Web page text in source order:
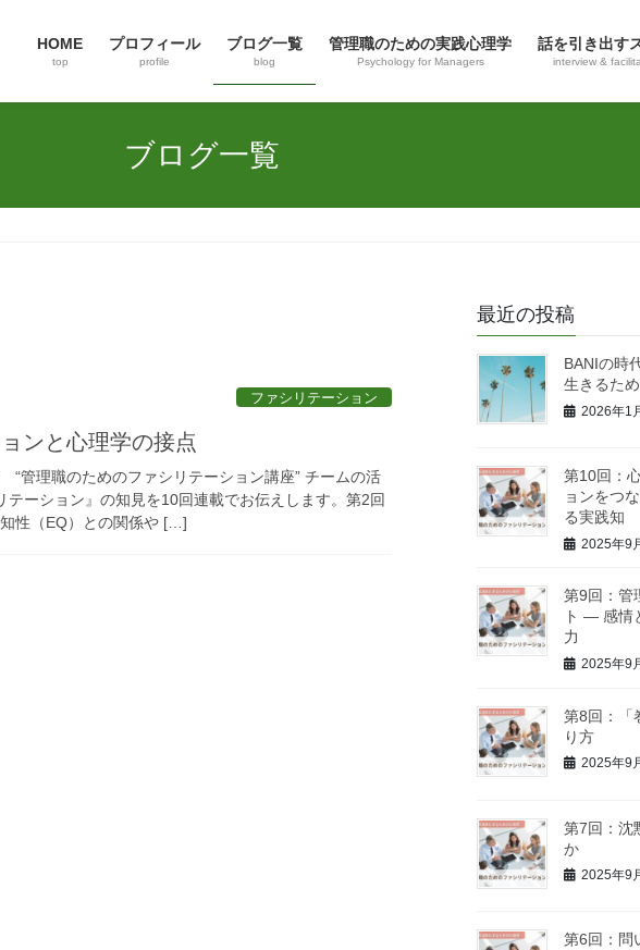
HOME
top
プロフィール
profile
ブログ一覧
blog
管理職のための実践心理学
Psychology for Managers
話を引き出す
interview &
ブログ一覧
ファシリテーション
ンと心理学の接点
管理職のためのファシリテーション講座” チームの活
ーション』の知見を10回連載でお伝えします。第2回
性（EQ）との関係や […]
最近の投稿
BANIの時
生きるた
2026年1
第10回：
ョンをつ
る実践知
2025年9
第9回：管
ト ― 感情
力
2025年9
第8回：「
り方
2025年9
第7回：沈
か
2025年9
第6回：問